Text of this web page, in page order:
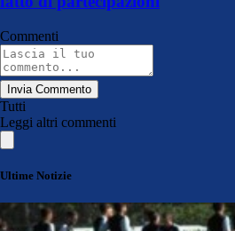
Commenti
Invia Commento
Tutti
Leggi altri commenti
Ultime Notizie